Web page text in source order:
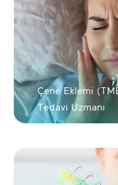
Çene Eklemi
Tedavi Uzmanı